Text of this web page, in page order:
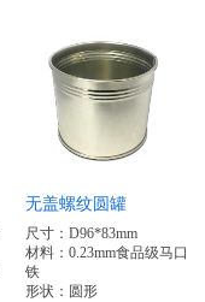
无盖螺纹圆罐
尺寸：D96*83mm
材料：0.23mm食品级马口
铁
形状：圆形